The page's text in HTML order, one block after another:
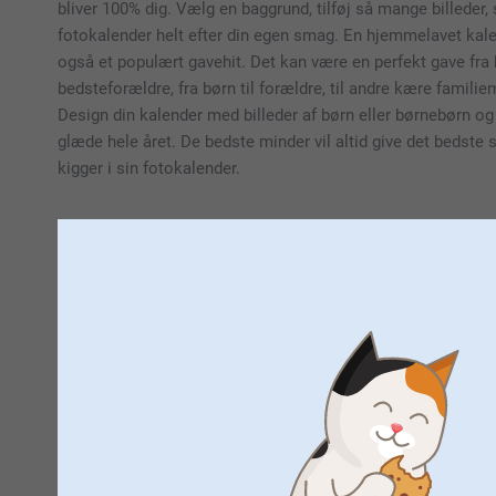
bliver 100% dig. Vælg en baggrund, tilføj så mange billeder,
fotokalender helt efter din egen smag. En hjemmelavet
også et populært gavehit. Det kan være en perfekt gave fra
bedsteforældre, fra børn til forældre, til andre kære
Design din kalender med billeder af børn eller børnebørn
glæde hele året. De bedste minder vil altid give det bedste
kigger i sin fotokalender.
Lav din
Lav din egen fotokalender hos smartphoto og få en
funktionalitet og
Design en personlig kalender med familien
Saml familien og lav selv en fotokalender, hvor I vælger
familiens planer, samtidig med at den bringer glæde med